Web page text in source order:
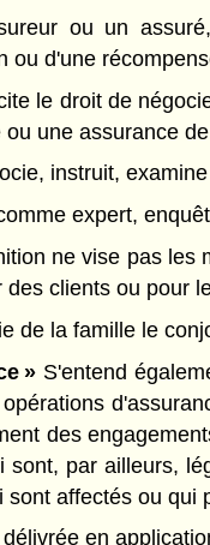
ou un
ou d'une
le droit de
ou une assurance
instruit,
expert,
ne vise pas les
des clients ou pour
de la famille le
»S'entend
des
sont, par ailleurs,
sont affectés ou qui
en